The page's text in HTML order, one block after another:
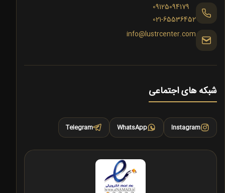
09125094179
021-65536452
info@lustrcenter.com
شبکه های اجتماعی
Instagram
WhatsApp
Telegram